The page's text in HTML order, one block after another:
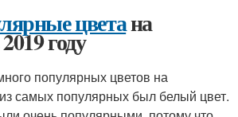
цветана
году
популярных цветов на
самых популярных был белый цвет.